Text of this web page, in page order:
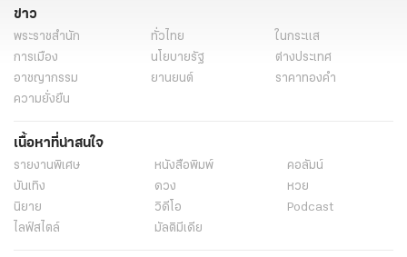
ข่าว
พระราชสำนัก ทั่วไทย
ในกระแส
การเมือง
นโยบายรัฐ
ต่างประเทศ
อาชญากรรม
ยานยนต์
ราคาทองคำ
ความยั่งยืน
เนื้อหาที่น่าสนใจ
รายงานพิเศษ หนังสือพิมพ์
คอลัมน์
บันเทิง
ดวง
หวย
นิยาย
วิดีโอ
Podcast
ไลฟ์สไตล์
มัลติมีเดีย